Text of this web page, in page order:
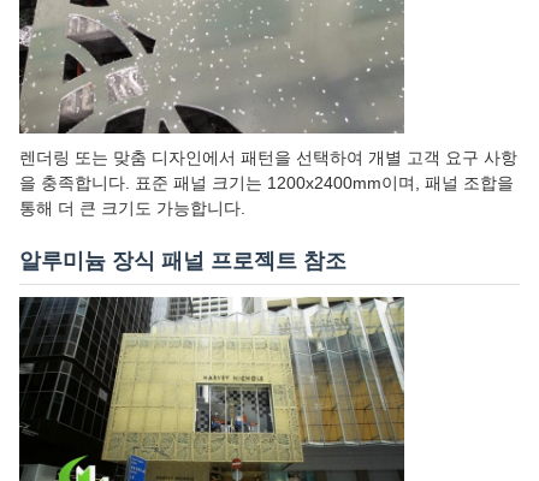
렌더링 또는 맞춤 디자인에서 패턴을 선택하여 개별 고객 요구 사항
을 충족합니다. 표준 패널 크기는 1200x2400mm이며, 패널 조합을
통해 더 큰 크기도 가능합니다.
알루미늄 장식 패널 프로젝트 참조